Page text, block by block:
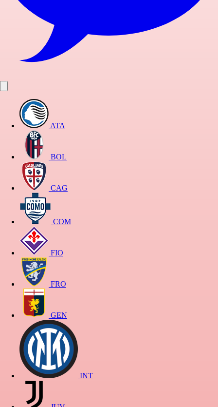
ATA
BOL
CAG
COM
FIO
FRO
GEN
INT